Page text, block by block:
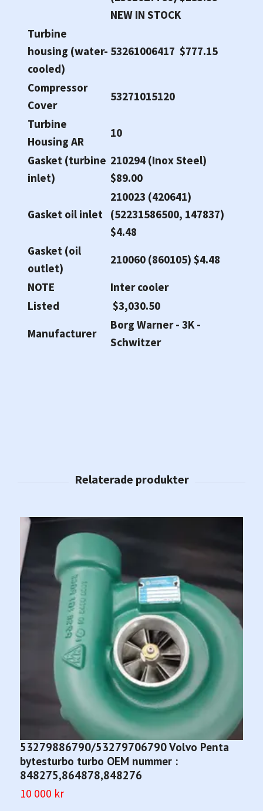
NEW IN STOCK
Turbine
housing (water-
cooled)
53261006417 $777.15
Compressor
Cover
53271015120
Turbine
Housing AR
10
Gasket (turbine
inlet)
210294 (Inox Steel)
$89.00
Gasket oil inlet
210023 (420641)
(52231586500, 147837)
$4.48
Gasket (oil
outlet)
210060 (860105) $4.48
NOTE
Inter cooler
Listed
$3,030.50
Manufacturer
Borg Warner - 3K -
Schwitzer
53279886790/53279706790 Volvo Penta
bytesturbo turbo OEM nummer :
848275,864878,848276
10 000 kr